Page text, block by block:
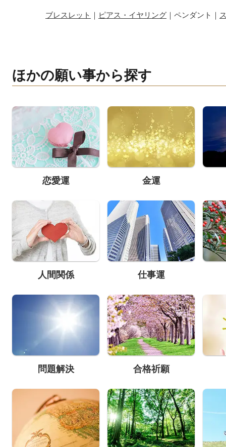
ブレスレット ｜ ピアス・イヤリング ｜ペンダント｜
ほかの願い事から探す
恋愛運 金運
人間関係 仕事運
問題解決 合格祈願